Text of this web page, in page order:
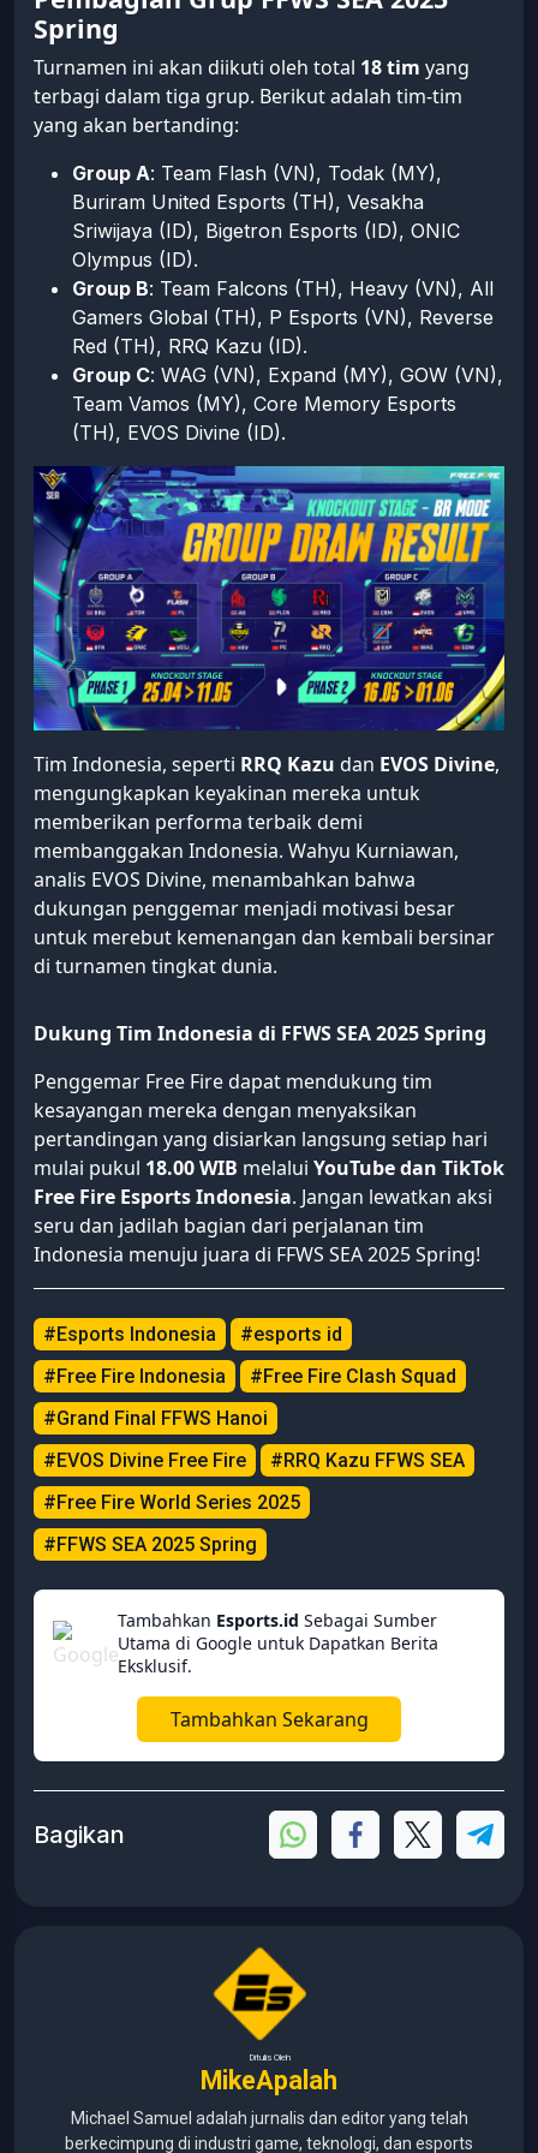
Spring
Turnamen ini akan diikuti oleh total 18 tim yang
terbagi dalam tiga grup. Berikut adalah tim-tim
yang akan bertanding:
Group A: Team Flash (VN), Todak (MY),
Buriram United Esports (TH), Vesakha
Sriwijaya (ID), Bigetron Esports (ID), ONIC
Olympus (ID).
Group B: Team Falcons (TH), Heavy (VN), All
Gamers Global (TH), P Esports (VN), Reverse
Red (TH), RRQ Kazu (ID).
Group C: WAG (VN), Expand (MY), GOW (VN),
Team Vamos (MY), Core Memory Esports
(TH), EVOS Divine (ID).
Tim Indonesia, seperti RRQ Kazu dan EVOS Divine,
mengungkapkan keyakinan mereka untuk
memberikan performa terbaik demi
membanggakan Indonesia. Wahyu Kurniawan,
analis EVOS Divine, menambahkan bahwa
dukungan penggemar menjadi motivasi besar
untuk merebut kemenangan dan kembali bersinar
di turnamen tingkat dunia.
Dukung Tim Indonesia di FFWS SEA 2025 Spring
Penggemar Free Fire dapat mendukung tim
kesayangan mereka dengan menyaksikan
pertandingan yang disiarkan langsung setiap hari
mulai pukul 18.00 WIB melalui YouTube dan TikTok
Free Fire Esports Indonesia. Jangan lewatkan aksi
seru dan jadilah bagian dari perjalanan tim
Indonesia menuju juara di FFWS SEA 2025 Spring!
#Esports Indonesia
#esports id
#Free Fire Indonesia
#Free Fire Clash Squad
#Grand Final FFWS Hanoi
#EVOS Divine Free Fire
#RRQ Kazu FFWS SEA
#Free Fire World Series 2025
#FFWS SEA 2025 Spring
Tambahkan Esports.id Sebagai Sumber
Utama di Google untuk Dapatkan Berita
Eksklusif.
Tambahkan Sekarang
Bagikan
Ditulis Oleh
MikeApalah
Michael Samuel adalah jurnalis dan editor yang telah
berkecimpung di industri game, teknologi, dan esports